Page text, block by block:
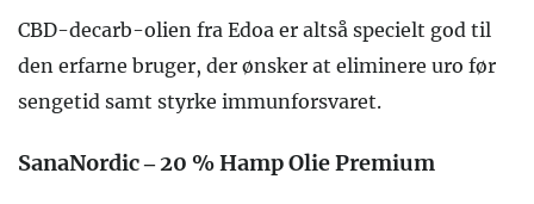
CBD-decarb-olien fra Edoa er altså specielt god til
den erfarne bruger, der ønsker at eliminere uro før
sengetid samt styrke immunforsvaret.
SanaNordic – 20 % Hamp Olie Premium